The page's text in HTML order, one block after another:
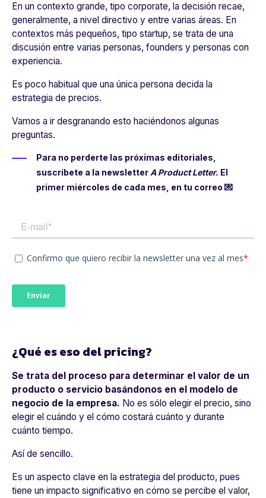
En un contexto grande, tipo corporate, la decisión recae,
generalmente, a nivel directivo y entre varias áreas. En
contextos más pequeños, tipo startup, se trata de una
discusión entre varias personas, founders y personas con
experiencia.
Es poco habitual que una única persona decida la
estrategia de precios.
Vamos a ir desgranando esto haciéndonos algunas
preguntas.
Para no perderte las próximas editoriales,
suscríbete a la newsletter A Product Letter. El
primer miércoles de cada mes, en tu correo 💌
¿Qué es eso del pricing?
Se trata del proceso para determinar el valor de un
producto o servicio basándonos en el modelo de
negocio de la empresa. No es sólo elegir el precio, sino
elegir el cuándo y el cómo costará cuánto y durante
cuánto tiempo.
Así de sencillo.
Es un aspecto clave en la estrategia del producto, pues
tiene un impacto significativo en cómo se percibe el valor,